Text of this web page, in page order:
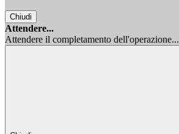
Chiudi
Attendere...
Attendere il completamento dell'operazione...